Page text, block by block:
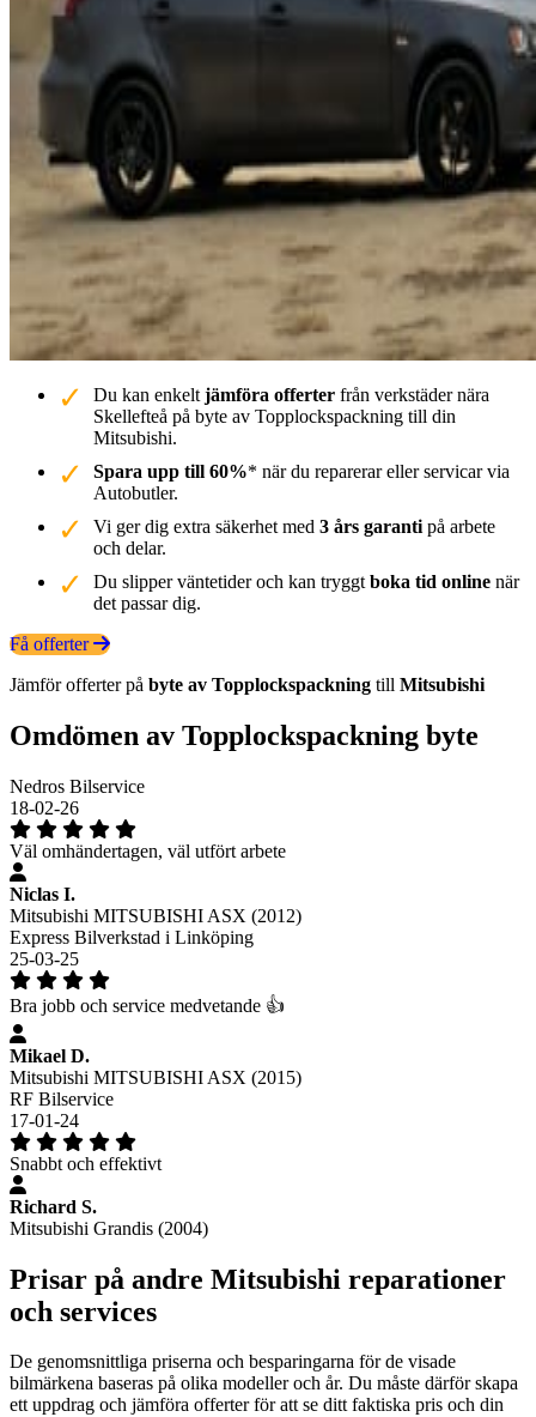
Du kan enkelt jämföra offerter från verkstäder nära
Skellefteå på byte av Topplockspackning till din
Mitsubishi.
Spara upp till 60%* när du reparerar eller servicar via
Autobutler.
Vi ger dig extra säkerhet med 3 års garanti på arbete
och delar.
Du slipper väntetider och kan tryggt boka tid online när
det passar dig.
Få offerter
Jämför offerter på byte av Topplockspackning till Mitsubishi
Omdömen av Topplockspackning byte
Nedros Bilservice
18-02-26
Väl omhändertagen, väl utfört arbete
Niclas I.
Mitsubishi MITSUBISHI ASX (2012)
Express Bilverkstad i Linköping
25-03-25
Bra jobb och service medvetande 👍
Mikael D.
Mitsubishi MITSUBISHI ASX (2015)
RF Bilservice
17-01-24
Snabbt och effektivt
Richard S.
Mitsubishi Grandis (2004)
Prisar på andre Mitsubishi reparationer
och services
De genomsnittliga priserna och besparingarna för de visade
bilmärkena baseras på olika modeller och år. Du måste därför skapa
ett uppdrag och jämföra offerter för att se ditt faktiska pris och din